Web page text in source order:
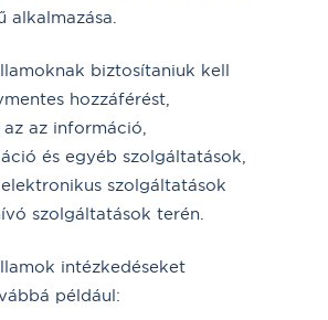
alkalmazása.
biztosítaniuk kell
hozzáférést,
az az információ,
és egyéb szolgáltatások,
szolgáltatások
szolgáltatások terén.
intézkedéseket
például: